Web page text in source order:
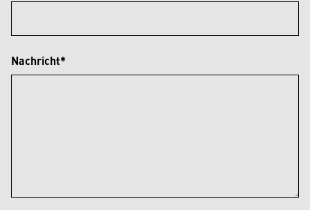
Nachricht*